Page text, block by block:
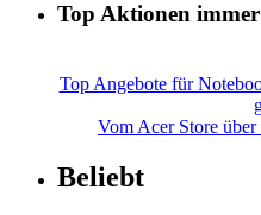
Top Aktionen
Top Angebote für
Vom Acer Store
Beliebt